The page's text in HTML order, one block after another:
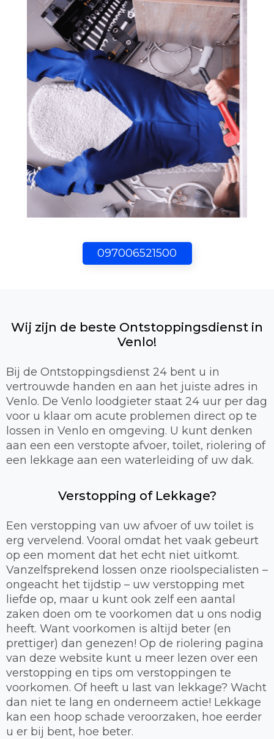
097006521500
Wij zijn de beste Ontstoppingsdienst in
Venlo!
Bij de Ontstoppingsdienst 24 bent u in
vertrouwde handen en aan het juiste adres in
Venlo. De Venlo loodgieter staat 24 uur per dag
voor u klaar om acute problemen direct op te
lossen in Venlo en omgeving. U kunt denken
aan een een verstopte afvoer, toilet, riolering of
een lekkage aan een waterleiding of uw dak.
Verstopping of Lekkage?
Een verstopping van uw afvoer of uw toilet is
erg vervelend. Vooral omdat het vaak gebeurt
op een moment dat het echt niet uitkomt.
Vanzelfsprekend lossen onze rioolspecialisten –
ongeacht het tijdstip – uw verstopping met
liefde op, maar u kunt ook zelf een aantal
zaken doen om te voorkomen dat u ons nodig
heeft. Want voorkomen is altijd beter (en
prettiger) dan genezen! Op de riolering pagina
van deze website kunt u meer lezen over een
verstopping en tips om verstoppingen te
voorkomen. Of heeft u last van lekkage? Wacht
dan niet te lang en onderneem actie! Lekkage
kan een hoop schade veroorzaken, hoe eerder
u er bij bent, hoe beter.